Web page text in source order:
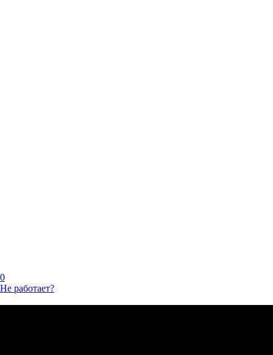
0
Не работает?